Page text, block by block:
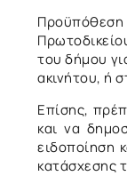
του δήμου
ακινήτου, ή
Επίσης,
και να
ειδοποίηση
κατάσχεσης